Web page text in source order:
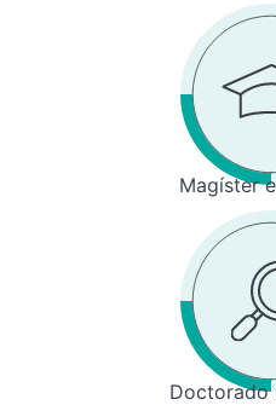
Magíster
Doctorado